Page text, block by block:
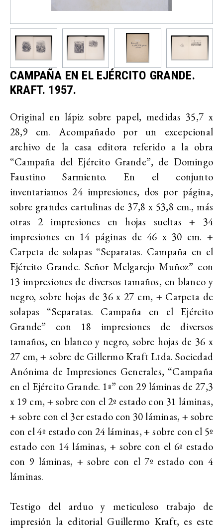
CAMPAÑA EN EL EJÉRCITO GRANDE.
KRAFT. 1957.
Original en lápiz sobre papel, medidas 35,7 x
28,9 cm. Acompañado por un excepcional
archivo de la casa editora referido a la obra
“Campaña del Ejército Grande”, de Domingo
Faustino Sarmiento. En el conjunto
inventariamos 24 impresiones, dos por página,
sobre grandes cartulinas de 37,8 x 53,8 cm., más
otras 2 impresiones en hojas sueltas + 34
impresiones en 14 páginas de 46 x 30 cm. +
Carpeta de solapas “Separatas. Campaña en el
Ejército Grande. Señor Melgarejo Muñoz” con
13 impresiones de diversos tamaños, en blanco y
negro, sobre hojas de 36 x 27 cm, + Carpeta de
solapas “Separatas. Campaña en el Ejército
Grande” con 18 impresiones de diversos
tamaños, en blanco y negro, sobre hojas de 36 x
27 cm, + sobre de Gillermo Kraft Ltda. Sociedad
Anónima de Impresiones Generales, “Campaña
en el Ejército Grande. 1ª” con 29 láminas de 27,3
x 19 cm, + sobre con el 2º estado con 31 láminas,
+ sobre con el 3er estado con 30 láminas, + sobre
con el 4º estado con 24 láminas, + sobre con el 5º
estado con 14 láminas, + sobre con el 6º estado
con 9 láminas, + sobre con el 7º estado con 4
láminas.
Testigo del arduo y meticuloso trabajo de
impresión la editorial Guillermo Kraft, es este